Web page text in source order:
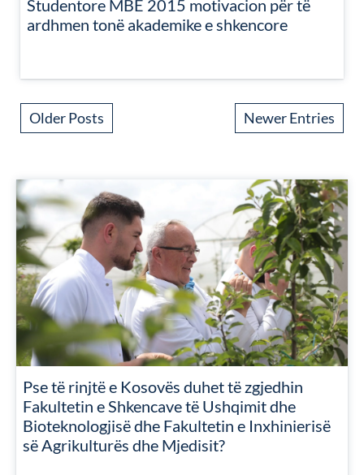
Studentore MBE 2015 motivacion për të
ardhmen tonë akademike e shkencore
Older Posts Newer Entries
Pse të rinjtë e Kosovës duhet të zgjedhin
Fakultetin e Shkencave të Ushqimit dhe
Bioteknologjisë dhe Fakultetin e Inxhinierisë
së Agrikulturës dhe Mjedisit?